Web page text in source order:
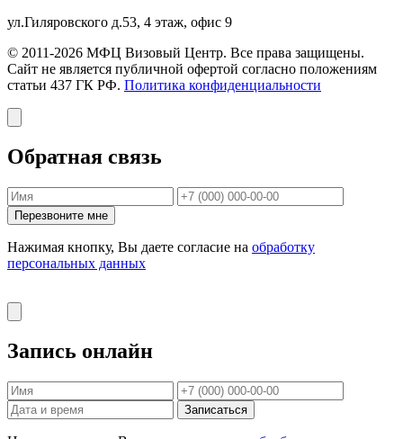
ул.Гиляровского д.53, 4 этаж, офис 9
© 2011-2026 МФЦ Визовый Центр. Все права защищены.
Сайт не является публичной офертой согласно положениям
статьи 437 ГК РФ. Политика конфиденциальности
Обратная связь
Перезвоните мне
Нажимая кнопку, Вы даете согласие на обработку
персональных данных
Запись онлайн
Записаться